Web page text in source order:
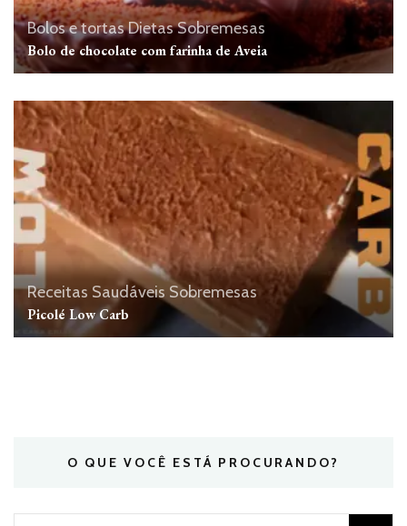
Bolos e tortasDietasSobremesas
Bolo de chocolate com farinha de Aveia
Receitas Saudáveis Sobremesas
Picolé Low Carb
O QUE VOCÊ ESTÁ PROCURANDO?